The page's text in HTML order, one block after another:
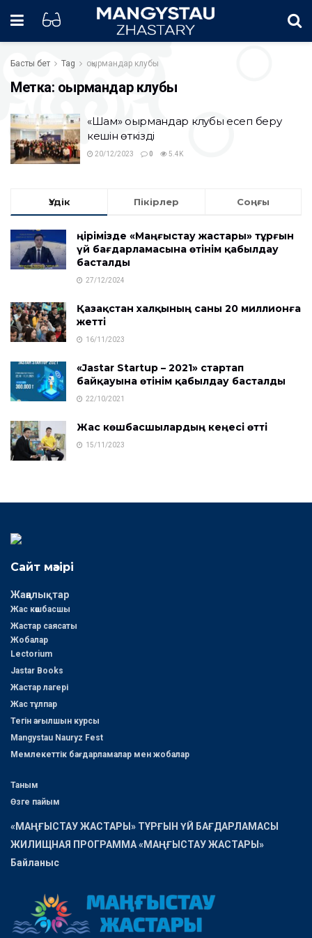
Басты бет Tag оқырмандар клубы
Метка: оқырмандар клубы
«Шам» оқырмандар клубы есеп беру
кешін өткізді
20/12/2023 0 5.4K
Үздік Пікірлер Соңғы
Өңірімізде «Маңғыстау жастары» тұрғын
үй бағдарламасына өтінім қабылдау
басталды
27/12/2024
Қазақстан халқының саны 20 миллионға
жетті
16/11/2023
«Jastar Startup – 2021» стартап
байқауына өтінім қабылдау басталды
22/10/2021
Жас көшбасшылардың кеңесі өтті
15/11/2023
Сайт мәзірі
Жаңалықтар
Жас көшбасшы
Жастар саясаты
Жобалар
Lectorium
Jastar Books
Жастар лагері
Жас тұлпар
Тегін ағылшын курсы
Mangystau Nauryz Fest
Мемлекеттік бағдарламалар мен жобалар
Таным
Өзге пайым
«МАҢҒЫСТАУ ЖАСТАРЫ» ТҰРҒЫН ҮЙ БАҒДАРЛАМАСЫ
ЖИЛИЩНАЯ ПРОГРАММА «МАҢҒЫСТАУ ЖАСТАРЫ»
Байланыс